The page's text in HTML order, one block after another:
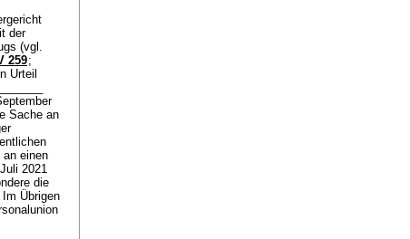
der
(vgl.
259;
Urteil
Sache an
einen
2021
die
Übrigen